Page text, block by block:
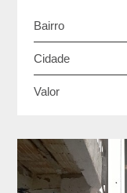
Bairro
Cidade
Valor